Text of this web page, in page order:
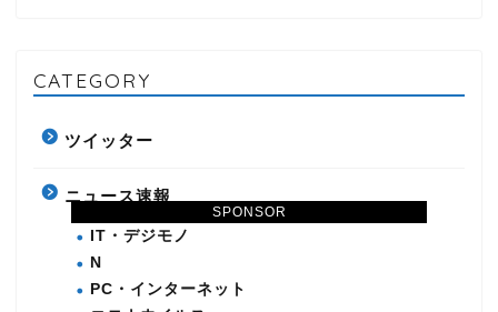
SPONSOR
CATEGORY
ツイッター
ニュース速報
IT・デジモノ
N
PC・インターネット